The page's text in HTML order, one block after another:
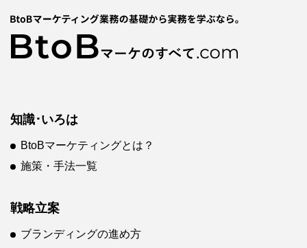
知識･いろは
BtoBマーケティングとは？
施策・手法一覧
戦略立案
ブランディングの進め方